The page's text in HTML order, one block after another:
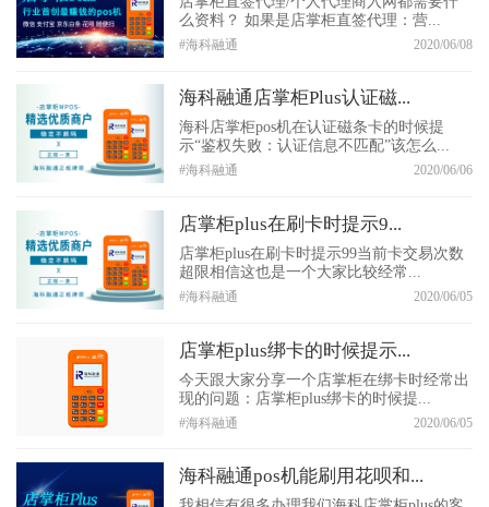
么资料？ 如果是店掌柜直签代理：营...
#海科融通 2020/06/08
海科融通店掌柜Plus认证磁...
海科店掌柜pos机在认证磁条卡的时候提
示“鉴权失败：认证信息不匹配”该怎么...
#海科融通 2020/06/06
店掌柜plus在刷卡时提示9...
店掌柜plus在刷卡时提示99当前卡交易次数
超限相信这也是一个大家比较经常...
#海科融通 2020/06/05
店掌柜plus绑卡的时候提示...
今天跟大家分享一个店掌柜在绑卡时经常出
现的问题：店掌柜plus绑卡的时候提...
#海科融通 2020/06/05
海科融通pos机能刷用花呗和...